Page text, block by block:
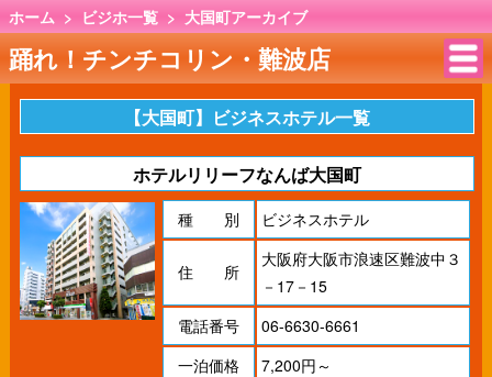
ホーム > ビジホ一覧 > 大国町アーカイブ
踊れ！チンチコリン・難波店
【大国町】ビジネスホテル一覧
ホテルリリーフなんば大国町
種 別 ビジネスホテル
住 所
大阪府大阪市浪速区難波中３
－17－15
電話番号
06-6630-6661
一泊価格
7,200円～